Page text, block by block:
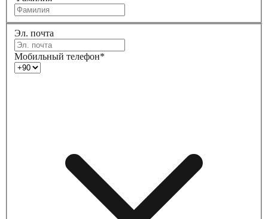
Эл. почта
Мобильный телефон*